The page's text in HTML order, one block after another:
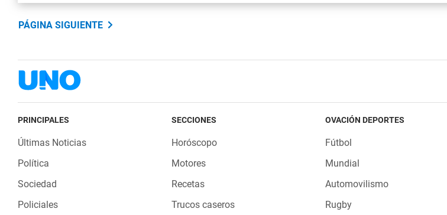
PÁGINA SIGUIENTE
PRINCIPALES
Últimas Noticias
Política
Sociedad
Policiales
SECCIONES
Horóscopo
Motores
Recetas
Trucos caseros
OVACIÓN DEPORTES
Fútbol
Mundial
Automovilismo
Rugby